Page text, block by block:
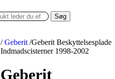
Søg
/ Geberit /Geberit Beskyttelsesplade
Indmadscisterner 1998-2002
Geberit